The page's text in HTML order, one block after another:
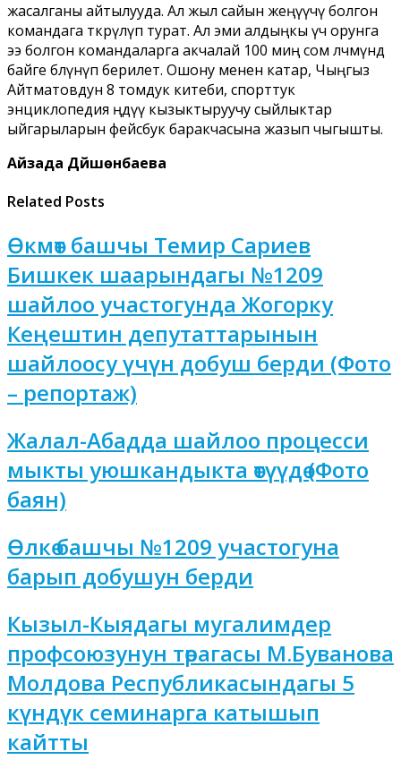
жасалганы айтылууда. Ал жыл сайын жеңүүчү болгон
командага өткөрүлүп турат. Ал эми алдыңкы үч орунга
ээ болгон командаларга акчалай 100 миң сом өлчөмүндө
байге бөлүнүп берилет. Ошону менен катар, Чыңгыз
Айтматовдун 8 томдук китеби, спорттук
энциклопедия өңдүү кызыктыруучу сыйлыктар
ыйгарыларын фейсбук баракчасына жазып чыгышты.
Айзада Дүйшөнбаева
Related Posts
Өкмөт башчы Темир Сариев
Бишкек шаарындагы №1209
шайлоо участогунда Жогорку
Кеңештин депутаттарынын
шайлоосу үчүн добуш берди (Фото
– репортаж)
Жалал-Абадда шайлоо процесси
мыкты уюшкандыкта өтүүдө (Фото
баян)
Өлкө башчы №1209 участогуна
барып добушун берди
Кызыл-Кыядагы мугалимдер
профсоюзунун төрагасы М.Буванова
Молдова Республикасындагы 5
күндүк семинарга катышып
кайтты